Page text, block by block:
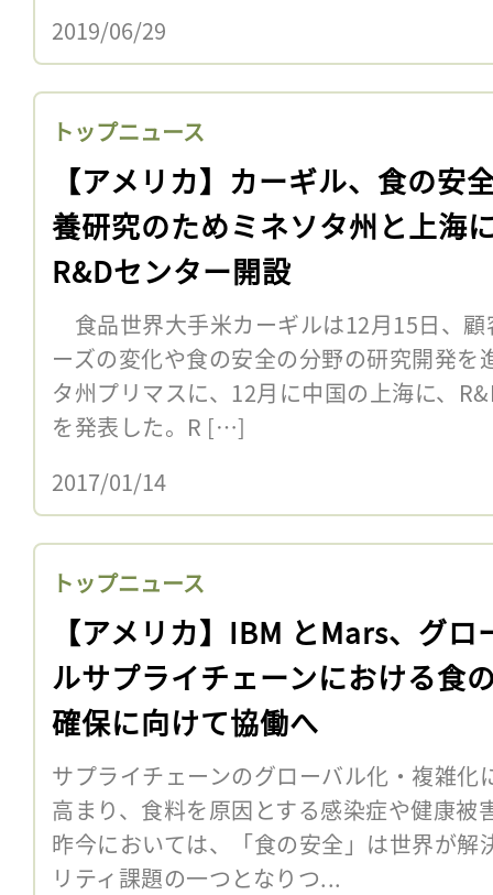
2019/06/29
トップニュース
【アメリカ】カーギル、食の安
養研究のためミネソタ州と上海
R&Dセンター開設
食品世界大手米カーギルは12月15日、
ーズの変化や食の安全の分野の研究開発を
タ州プリマスに、12月に中国の上海に、
を発表した。R […]
2017/01/14
トップニュース
【アメリカ】IBM とMars、グロ
ルサプライチェーンにおける食
確保に向けて協働へ
サプライチェーンのグローバル化・複雑化
高まり、食料を原因とする感染症や健康被
昨今においては、「食の安全」は世界が解
リティ課題の一つとなりつ...